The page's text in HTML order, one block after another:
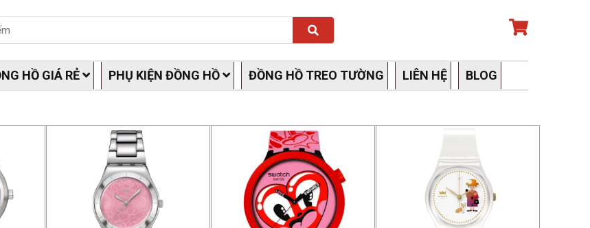
Search
HỒ GIÁ RẺ PHỤ KIỆN ĐỒNG HỒ ĐỒNG HỒ TREO TƯỜNG LIÊN HỆ BLOG